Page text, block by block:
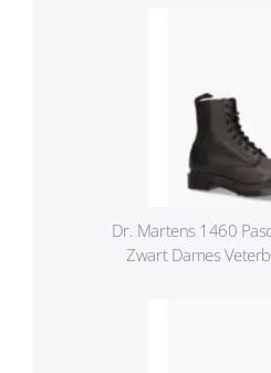
Dr. Martens 1460
Zwart Dames